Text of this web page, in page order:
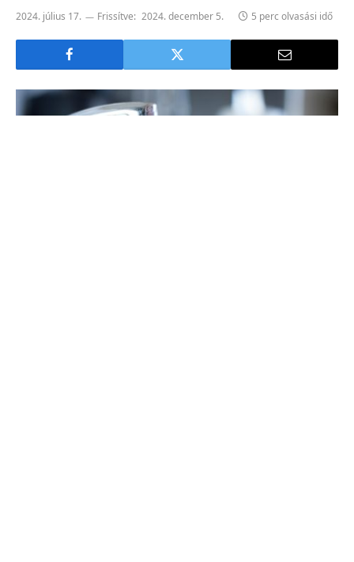
2024. július 17. Frissítve: 2024. december 5. 5 perc olvasási idő